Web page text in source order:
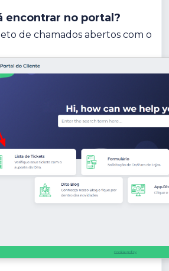
encontrar no portal?
de chamados abertos com o